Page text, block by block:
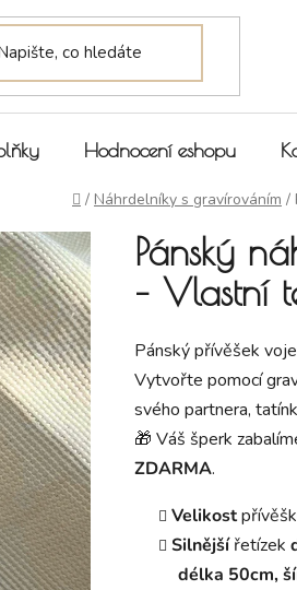
Hodnocení eshopu
Domů
/ Náhrdelníky s gravírováním /
Pánský
– Vlastní
Pánský přívěšek
Vytvořte pomocí
svého partnera,
🎁 Váš šperk
ZDARMA.
Velikost
Silnějšířetízek
délka 50cm,